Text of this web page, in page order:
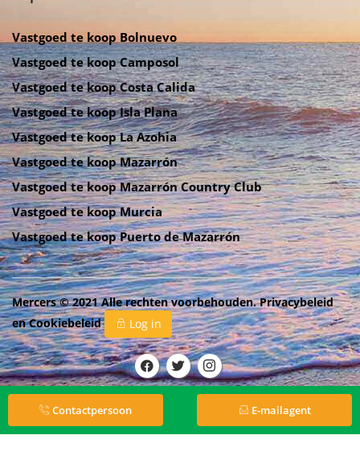
Vastgoed te koop Bolnuevo
Vastgoed te koop Camposol
Vastgoed te koop Costa Calida
Vastgoed te koop Isla Plana
Vastgoed te koop La Azohia
Vastgoed te koop Mazarrón
Vastgoed te koop Mazarrón Country Club
Vastgoed te koop Murcia
Vastgoed te koop Puerto de Mazarrón
Mercers © 2021 Alle rechten voorbehouden.Privacybeleid
enCookiebeleid Log in
Contactpersoon E-mailagent